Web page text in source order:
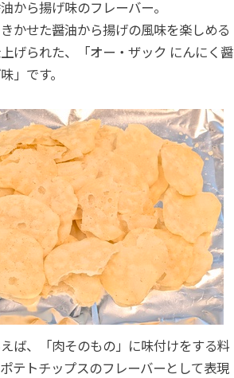
から揚げ味のフレーバー。
かせた醤油から揚げの風味を楽しめる
げられた、「オー・ザック にんにく醤
」です。
ば、「肉そのもの」に味付けをする料
テトチップスのフレーバーとして表現